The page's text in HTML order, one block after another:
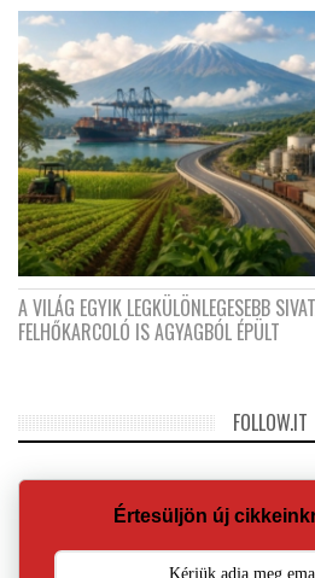
A VILÁG EGYIK LEGKÜLÖNLEGESEBB
FELHŐKARCOLÓ IS AGYAGBÓL ÉPÜLT
FOLLOW.IT
Értesüljön új